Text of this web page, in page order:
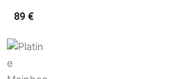
89 €